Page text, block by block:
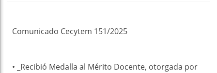
Comunicado Cecytem 151/2025
• _Recibió Medalla al Mérito Docente, otorgada por